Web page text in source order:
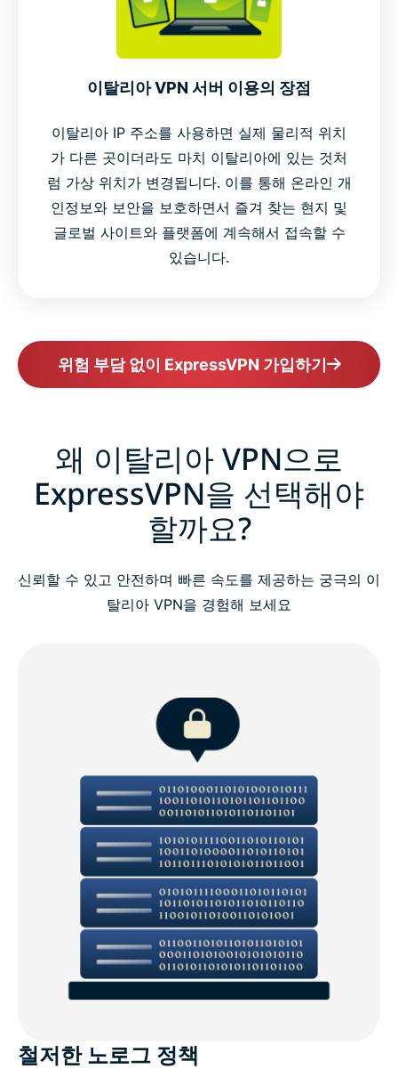
이탈리아 VPN 서버 이용의 장점
이탈리아 IP 주소를 사용하면 실제 물리적 위치
가 다른 곳이더라도 마치 이탈리아에 있는 것처
럼 가상 위치가 변경됩니다. 이를 통해 온라인 개
인정보와 보안을 보호하면서 즐겨 찾는 현지 및
글로벌 사이트와 플랫폼에 계속해서 접속할 수
있습니다.
위험 부담 없이 ExpressVPN 가입하기
왜 이탈리아 VPN으로
ExpressVPN을 선택해야
할까요?
신뢰할 수 있고 안전하며 빠른 속도를 제공하는 궁극의 이
탈리아 VPN을 경험해 보세요
철저한 노로그 정책